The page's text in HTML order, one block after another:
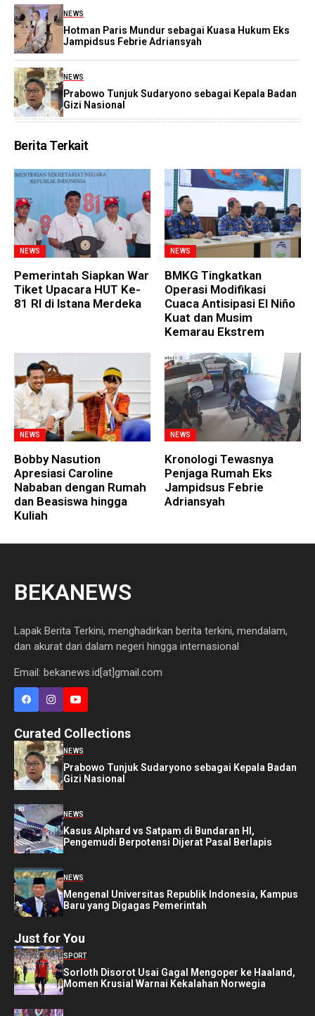
NEWS
Hotman Paris Mundur sebagai Kuasa Hukum Eks
Jampidsus Febrie Adriansyah
NEWS
Prabowo Tunjuk Sudaryono sebagai Kepala Badan
Gizi Nasional
Berita Terkait
NEWS
Pemerintah Siapkan War
Tiket Upacara HUT Ke-
81 RI di Istana Merdeka
NEWS
BMKG Tingkatkan
Operasi Modifikasi
Cuaca Antisipasi El Niño
Kuat dan Musim
Kemarau Ekstrem
NEWS
Bobby Nasution
Apresiasi Caroline
Nababan dengan Rumah
dan Beasiswa hingga
Kuliah
NEWS
Kronologi Tewasnya
Penjaga Rumah Eks
Jampidsus Febrie
Adriansyah
BEKANEWS
Lapak Berita Terkini, menghadirkan berita terkini, mendalam,
dan akurat dari dalam negeri hingga internasional
Email: bekanews.id[at]gmail.com
Curated Collections
NEWS
Prabowo Tunjuk Sudaryono sebagai Kepala Badan
Gizi Nasional
NEWS
Kasus Alphard vs Satpam di Bundaran HI,
Pengemudi Berpotensi Dijerat Pasal Berlapis
NEWS
Mengenal Universitas Republik Indonesia, Kampus
Baru yang Digagas Pemerintah
Just for You
SPORT
Sorloth Disorot Usai Gagal Mengoper ke Haaland,
Momen Krusial Warnai Kekalahan Norwegia